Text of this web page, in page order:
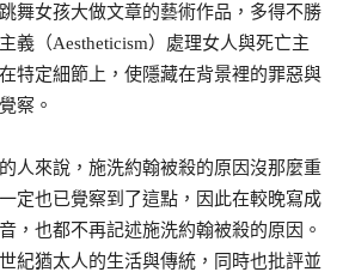
舞女孩大做文章的藝術作品，多得不勝
義（Aestheticism）處理女人與死亡主
特定細節上，使隱藏在背景裡的罪惡與
察。
人來說，施洗約翰被殺的原因沒那麼重
定也已覺察到了這點，因此在較晚寫成
，也都不再記述施洗約翰被殺的原因。
紀猶太人的生活與傳統，同時也批評並